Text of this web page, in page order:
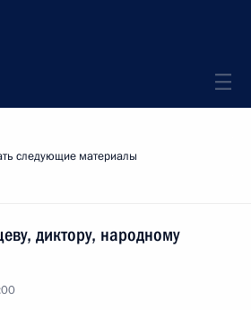
следующие материалы
диктору, народному